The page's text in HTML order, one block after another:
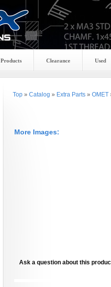
Products Clearance Used
Top» Catalog » Extra Parts» OMET
More Images:
Ask a question about this